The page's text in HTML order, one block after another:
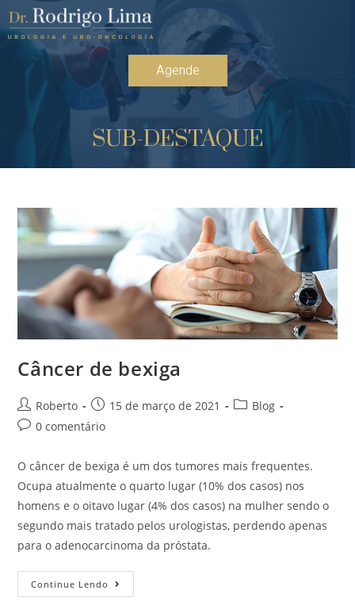
Agende
SUB-DESTAQUE
Câncer de bexiga
Roberto 15 de março de 2021
Blog
0 comentário
O câncer de bexiga é um dos tumores mais frequentes.
Ocupa atualmente o quarto lugar (10% dos casos) nos
homens e o oitavo lugar (4% dos casos) na mulher sendo o
segundo mais tratado pelos urologistas, perdendo apenas
para o adenocarcinoma da próstata.
Continue Lendo